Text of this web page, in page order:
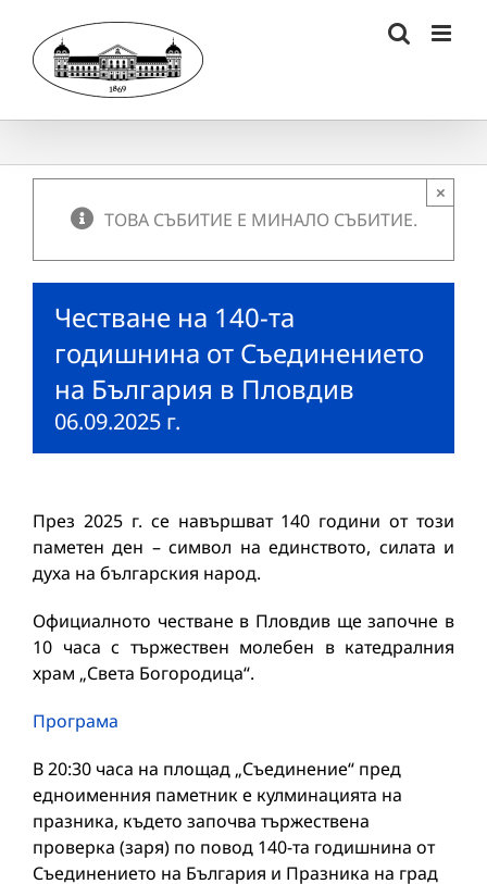
content
ТОВА СЪБИТИЕ Е МИНАЛО СЪБИТИЕ.
×
Честване на 140-та
годишнина от Съединението
на България в Пловдив
06.09.2025 г.
През 2025 г. се навършват 140 години от този
паметен ден – символ на единството, силата и
духа на българския народ.
Официалното честване в Пловдив ще започне в
10 часа с тържествен молебен в катедралния
храм „Света Богородица“.
Програма
В 20:30 часа на площад „Съединение“ пред
едноименния паметник е кулминацията на
празника, където започва тържествена
проверка (заря) по повод 140-та годишнина от
Съединението на България и Празника на град